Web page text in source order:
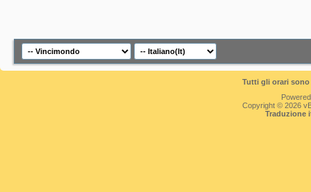
Tutti gli orari
Copyright © 2026
Traduzione